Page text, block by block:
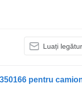
Luați